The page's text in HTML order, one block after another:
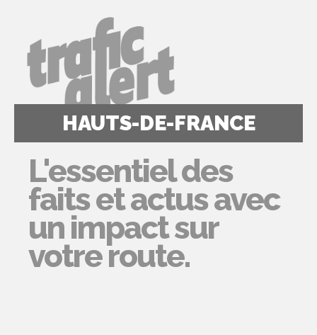
HAUTS-DE-FRANCE
L'essentiel des
faits et actus avec
un impact sur
votre route.